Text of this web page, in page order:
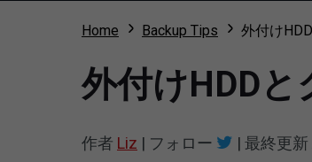
Home Backup Tips 外付け
外付けHDD
作者 Liz | フォロー | 最終更新